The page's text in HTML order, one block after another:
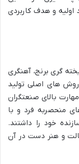
و هدف کاربردی
گری برنج، آهنگری
روش های اصلی تولید
بالای صنعتگران
منحصربه فرد و با
خود را داشتند.
و هنر دست در آن